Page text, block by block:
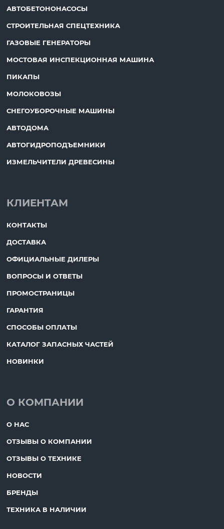
АВТОБЕТОНОНАСОСЫ
СТРОИТЕЛЬНАЯ СПЕЦТЕХНИКА
ГАЗОВЫЕ ГЕНЕРАТОРЫ
МОСТОВАЯ ИНСПЕКЦИОННАЯ МАШИНА
ПИКАПЫ
МОЛОКОВОЗЫ
СНЕГОУБОРОЧНЫЕ МАШИНЫ
АВТОДОМА
АВТОГИДРОПОДЪЕМНИКИ
ИЗМЕЛЬЧИТЕЛИ ДРЕВЕСИНЫ
КЛИЕНТАМ
КОНТАКТЫ
ДОСТАВКА
ОФИЦИАЛЬНЫЕ ДИЛЕРЫ
ВОПРОСЫ И ОТВЕТЫ
ПРОМОСТРАНИЦЫ
ГАРАНТИЯ
СПОСОБЫ ОПЛАТЫ
КАТАЛОГ ЗАПАСНЫХ ЧАСТЕЙ
НОВИНКИ
О КОМПАНИИ
О НАС
ОТЗЫВЫ О КОМПАНИИ
ОТЗЫВЫ О ТЕХНИКЕ
НОВОСТИ
БРЕНДЫ
ТЕХНИКА В НАЛИЧИИ